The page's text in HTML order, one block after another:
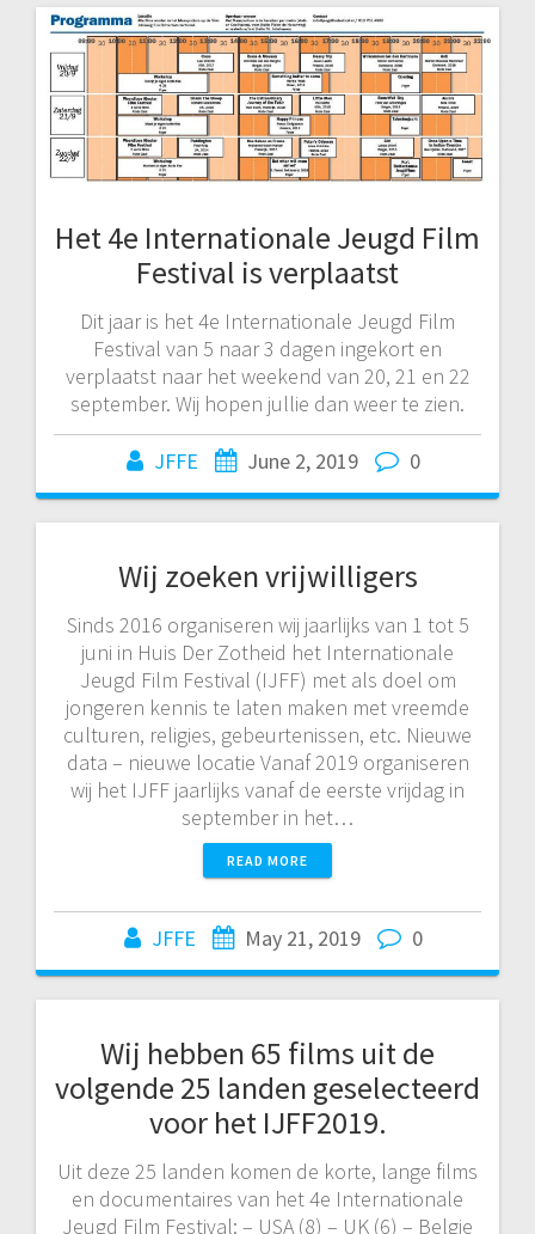
Het 4e Internationale Jeugd Film
Festival is verplaatst
Dit jaar is het 4e Internationale Jeugd Film
Festival van 5 naar 3 dagen ingekort en
verplaatst naar het weekend van 20, 21 en 22
september. Wij hopen jullie dan weer te zien.
JFFE June 2, 2019 0
Wij zoeken vrijwilligers
Sinds 2016 organiseren wij jaarlijks van 1 tot 5
juni in Huis Der Zotheid het Internationale
Jeugd Film Festival (IJFF) met als doel om
jongeren kennis te laten maken met vreemde
culturen, religies, gebeurtenissen, etc. Nieuwe
data – nieuwe locatie Vanaf 2019 organiseren
wij het IJFF jaarlijks vanaf de eerste vrijdag in
september in het…
READ MORE
JFFE May 21, 2019 0
Wij hebben 65 films uit de
volgende 25 landen geselecteerd
voor het IJFF2019.
Uit deze 25 landen komen de korte, lange films
en documentaires van het 4e Internationale
Jeugd Film Festival: – USA (8) – UK (6) – Belgie